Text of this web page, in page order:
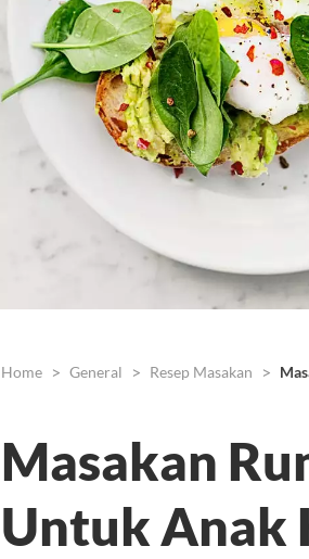
Home General Resep Masakan
Masakan
Untuk Anak